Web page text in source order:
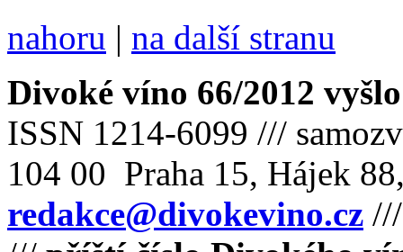
nahoru | na další stranu
Divoké víno 66/2012
ISSN 1214-6099 ///
104 00 Praha 15, Hájek
redakce@divokevino.cz